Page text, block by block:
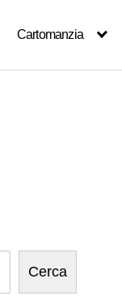
Cartomanzia
Cerca